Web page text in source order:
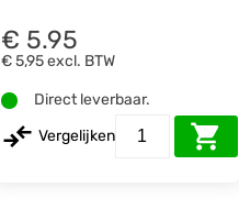
€ 5.95
€ 5,95excl. BTW
Direct leverbaar.
Vergelijken